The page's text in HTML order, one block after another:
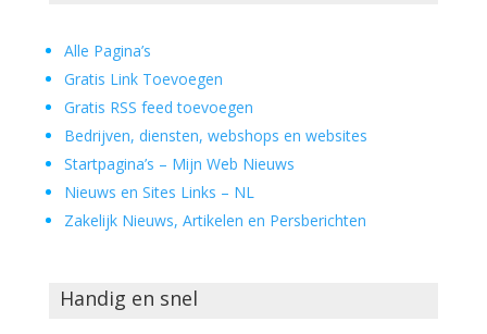
Alle Pagina’s
Gratis Link Toevoegen
Gratis RSS feed toevoegen
Bedrijven, diensten, webshops en websites
Startpagina’s – Mijn Web Nieuws
Nieuws en Sites Links – NL
Zakelijk Nieuws, Artikelen en Persberichten
Handig en snel